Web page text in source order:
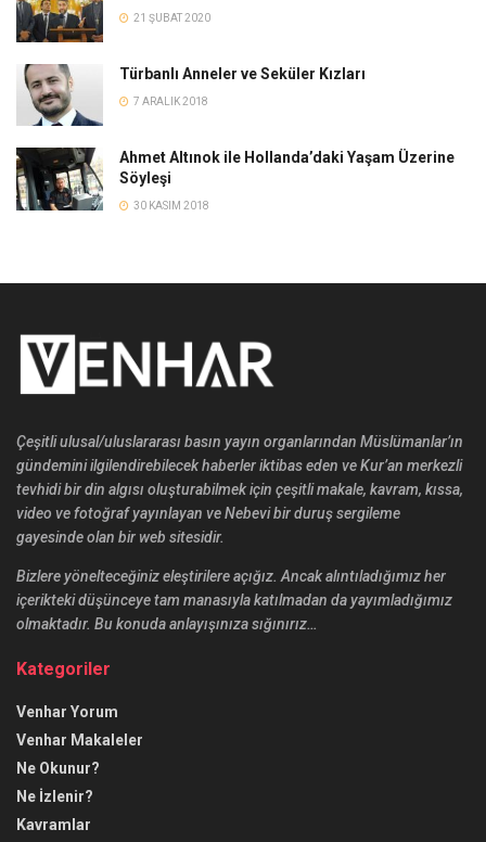
21 ŞUBAT 2020
Türbanlı Anneler ve Seküler Kızları
7 ARALIK 2018
Ahmet Altınok ile Hollanda’daki Yaşam Üzerine
Söyleşi
30 KASIM 2018
Çeşitli ulusal/uluslararası basın yayın organlarından Müslümanlar’ın
gündemini ilgilendirebilecek haberler iktibas eden ve Kur’an merkezli
tevhidi bir din algısı oluşturabilmek için çeşitli makale, kavram, kıssa,
video ve fotoğraf yayınlayan ve Nebevi bir duruş sergileme
gayesinde olan bir web sitesidir.
Bizlere yönelteceğiniz eleştirilere açığız. Ancak alıntıladığımız her
içerikteki düşünceye tam manasıyla katılmadan da yayımladığımız
olmaktadır. Bu konuda anlayışınıza sığınırız…
Kategoriler
Venhar Yorum
Venhar Makaleler
Ne Okunur?
Ne İzlenir?
Kavramlar